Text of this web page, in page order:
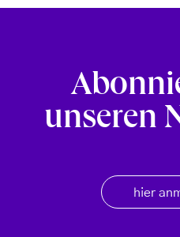
unseren
hier